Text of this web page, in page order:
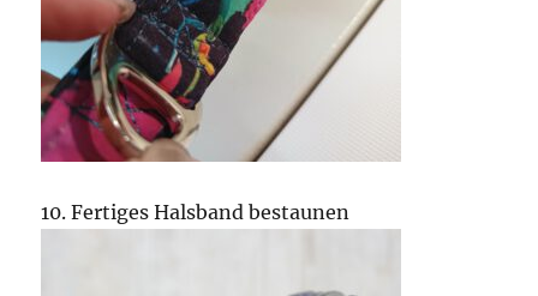
10. Fertiges Halsband bestaunen